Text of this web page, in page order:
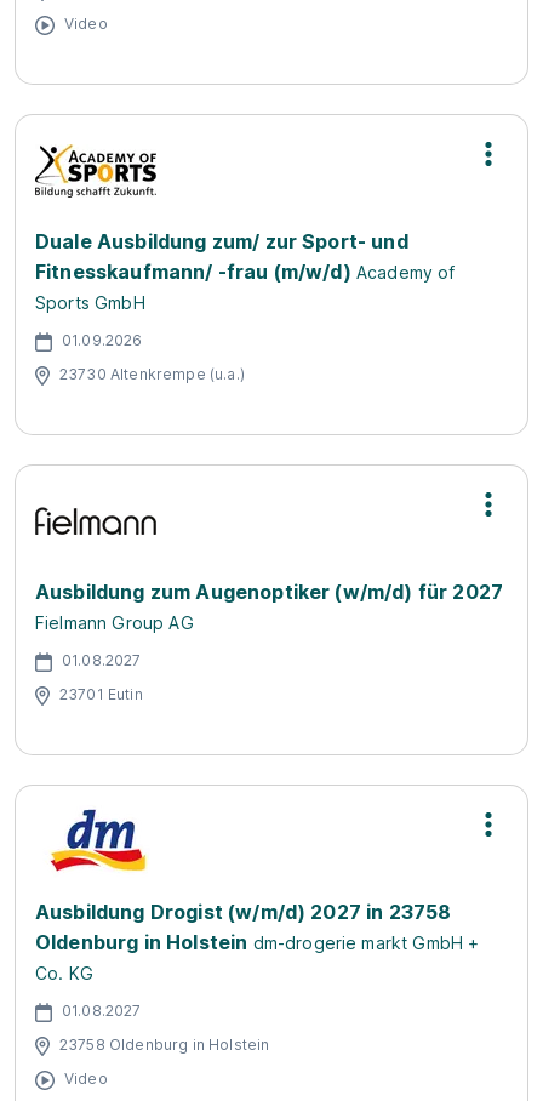
Video
Duale Ausbildung zum/ zur Sport- und
Fitnesskaufmann/ -frau (m/w/d) Academy of
Sports GmbH
01.09.2026
23730 Altenkrempe (u.a.)
Ausbildung zum Augenoptiker (w/m/d) für 2027
Fielmann Group AG
01.08.2027
23701 Eutin
Ausbildung Drogist (w/m/d) 2027 in 23758
Oldenburg in Holstein dm-drogerie markt GmbH +
Co. KG
01.08.2027
23758 Oldenburg in Holstein
Video